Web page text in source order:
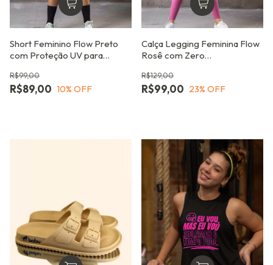
Short Feminino Flow Preto
com Proteção UV para
R$89,00
R$99,00
10% OFF
Calça Legging Feminina Flow
Rosê com Zero
R$99,00
R$129,00
23% OFF